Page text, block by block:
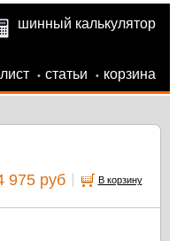
шинный калькулятор
• статьи • корзина
975 руб В корзину